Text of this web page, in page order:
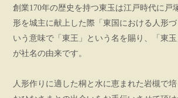
創業170年の歴史を持つ東玉は江戸時代に戸
形を城主に献上した際「東国における人形
いう意味で「東王」という名を賜り、「東
が社名の由来です。
人形作りに適した桐と水に恵まれた岩槻で